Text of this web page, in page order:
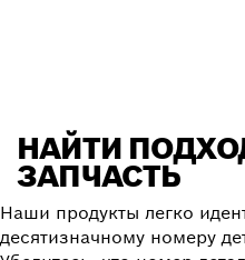
НАЙТИ
ЗАПЧАСТЬ
Наши продукты легко
десятизначному номеру